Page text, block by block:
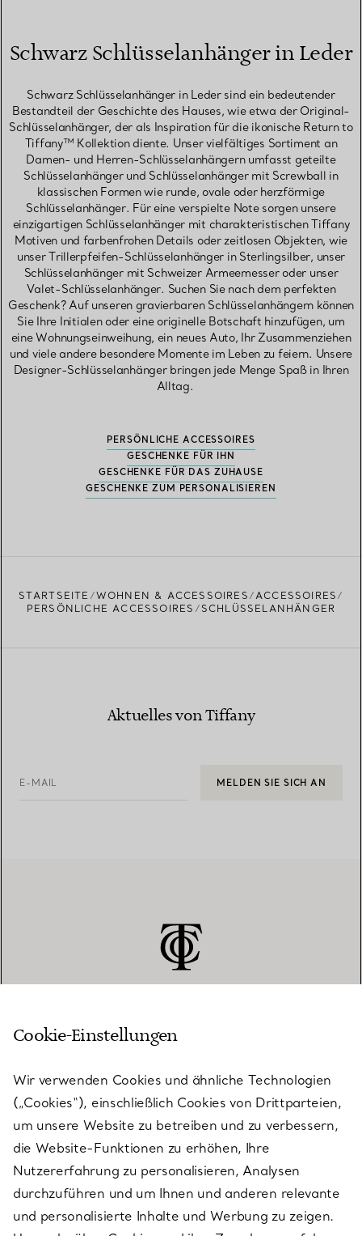
Schwarz Schlüsselanhänger in Leder
Schwarz Schlüsselanhänger in Leder sind ein bedeutender
Bestandteil der Geschichte des Hauses, wie etwa der Original-
Schlüsselanhänger, der als Inspiration für die ikonische Return to
Tiffany™ Kollektion diente. Unser vielfältiges Sortiment an
Damen- und Herren-Schlüsselanhängern umfasst geteilte
Schlüsselanhänger und Schlüsselanhänger mit Screwball in
klassischen Formen wie runde, ovale oder herzförmige
Schlüsselanhänger. Für eine verspielte Note sorgen unsere
einzigartigen Schlüsselanhänger mit charakteristischen Tiffany
Motiven und farbenfrohen Details oder zeitlosen Objekten, wie
unser Trillerpfeifen-Schlüsselanhänger in Sterlingsilber, unser
Schlüsselanhänger mit Schweizer Armeemesser oder unser
Valet-Schlüsselanhänger. Suchen Sie nach dem perfekten
Geschenk? Auf unseren gravierbaren Schlüsselanhängern können
Sie Ihre Initialen oder eine originelle Botschaft hinzufügen, um
eine Wohnungseinweihung, ein neues Auto, Ihr Zusammenziehen
und viele andere besondere Momente im Leben zu feiern. Unsere
Designer-Schlüsselanhänger bringen jede Menge Spaß in Ihren
Alltag.
PERSÖNLICHE ACCESSOIRES
GESCHENKE FÜR IHN
GESCHENKE FÜR DAS ZUHAUSE
GESCHENKE ZUM PERSONALISIEREN
STARTSEITE WOHNEN & ACCESSOIRES
ACCESSOIRES
PERSÖNLICHE ACCESSOIRES
SCHLÜSSELANHÄNGER
Aktuelles von Tiffany
E-MAIL MELDEN SIE SICH AN
KUNDENSERVICE
SERVICES
ÜBER TIFFANY & CO.
Cookie-Einstellungen
Wir verwenden Cookies und ähnliche Technologien
(„Cookies“), einschließlich Cookies von Drittparteien,
um unsere Website zu betreiben und zu verbessern,
die Website-Funktionen zu erhöhen, Ihre
Nutzererfahrung zu personalisieren, Analysen
durchzuführen und um Ihnen und anderen relevante
und personalisierte Inhalte und Werbung zu zeigen.